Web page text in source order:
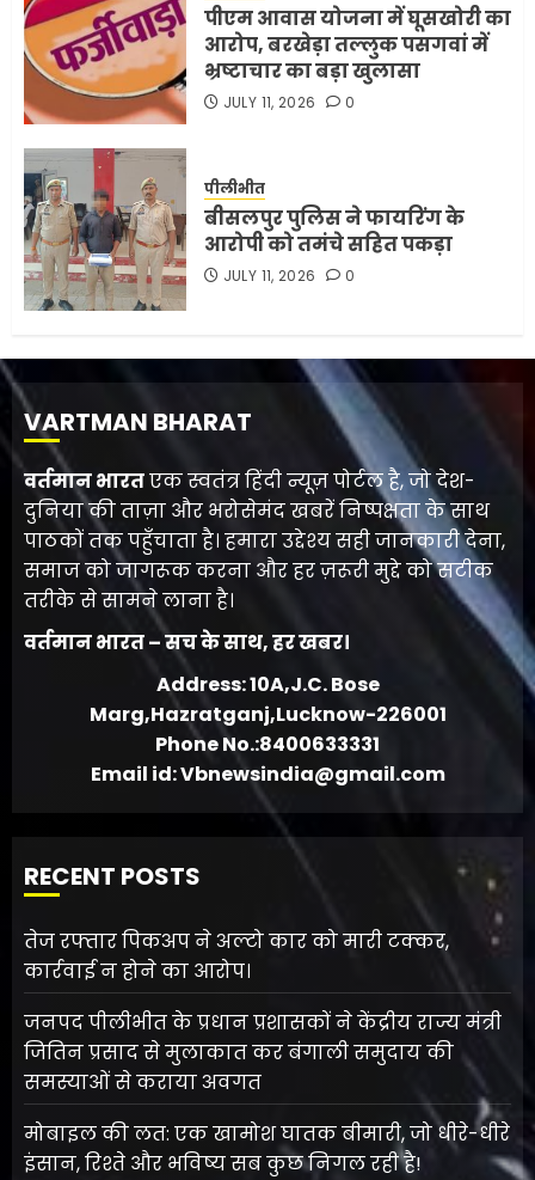
पीएम आवास योजना में घूसखोरी का
आरोप, बरखेड़ा तल्लुक पसगवां में
भ्रष्टाचार का बड़ा खुलासा
JULY 11, 2026 0
पीलीभीत
बीसलपुर पुलिस ने फायरिंग के
आरोपी को तमंचे सहित पकड़ा
JULY 11, 2026 0
VARTMAN BHARAT
वर्तमान भारतएक स्वतंत्र हिंदी न्यूज़ पोर्टल है, जो देश-
दुनिया की ताज़ा और भरोसेमंद खबरें निष्पक्षता के साथ
पाठकों तक पहुँचाता है। हमारा उद्देश्य सही जानकारी देना,
समाज को जागरूक करना और हर ज़रूरी मुद्दे को सटीक
तरीके से सामने लाना है।
वर्तमान भारत – सच के साथ, हर खबर।
Address: 10A,J.C. Bose
Marg,Hazratganj,Lucknow-226001
Phone No.:8400633331
Email id: Vbnewsindia@gmail.com
RECENT POSTS
तेज रफ्तार पिकअप ने अल्टो कार को मारी टक्कर,
कार्रवाई न होने का आरोप।
जनपद पीलीभीत के प्रधान प्रशासकों ने केंद्रीय राज्य मंत्री
जितिन प्रसाद से मुलाकात कर बंगाली समुदाय की
समस्याओं से कराया अवगत
मोबाइल की लत: एक खामोश घातक बीमारी, जो धीरे-धीरे
इंसान, रिश्ते और भविष्य सब कुछ निगल रही है!